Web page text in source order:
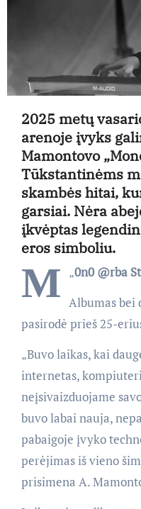
2025 metų
arenoje įvyks
Mamontovo
Tūkstantinėms
skambės hitai,
garsiai. Nėra
įkvėptas
eros simboliu.
„
M
0n0 @rba
Albumas bei
pasirodė prieš 25-
„Buvo laikas, kai
internetas,
neįsivaizduojame
buvo labai nauja,
pabaigoje įvyko
perėjimas iš vieno
prisimena A.